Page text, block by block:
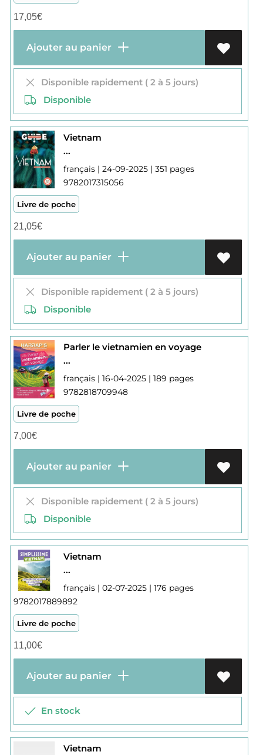
17,05€
Ajouter au panier
Disponible rapidement ( 2 à 5 jours)
Disponible
Vietnam
...
français | 24-09-2025 | 351 pages
9782017315056
Livre de poche
21,05€
Ajouter au panier
Disponible rapidement ( 2 à 5 jours)
Disponible
Parler le vietnamien en voyage
...
français | 16-04-2025 | 189 pages
9782818709948
Livre de poche
7,00€
Ajouter au panier
Disponible rapidement ( 2 à 5 jours)
Disponible
Vietnam
...
français | 02-07-2025 | 176 pages
9782017889892
Livre de poche
11,00€
Ajouter au panier
En stock
Vietnam